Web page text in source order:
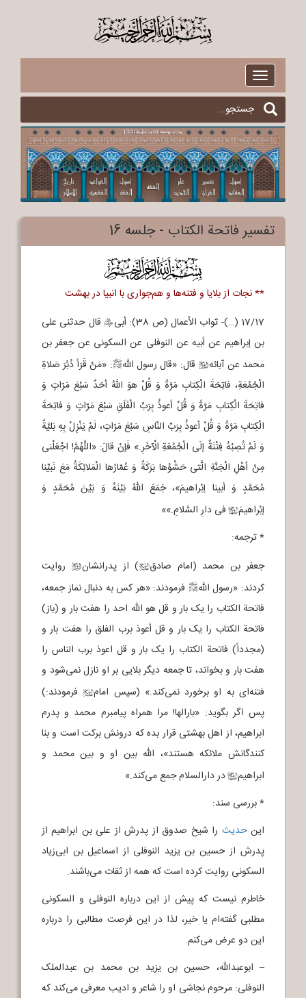
$
Toggle
navigation
تفسیر فاتحة الکتاب - جلسه 16
$
** نجات از بلایا و فتنه‌ها و هم‌جواری با انبیا در بهشت
17/17 (…)- ثواب الأعمال (ص 38): أبی
e قال حدثنی علی
بن إبراهیم عن أبیه عن النوفلی عن السکونی عن جعفر بن
محمد عن آبائهb قال: «قال رسول اللهp: «مَنْ قَرَأ دُبُرَ صَلاةِ
الْجُمُعَةِ، فاتِحَةَ الْکِتابِ مَرَّةً وَ قُلْ هوَ اللهُ أحَدٌ سَبْعَ مَرّاتٍ وَ
فاتِحَةَ الْکِتابِ مَرَّةً وَ قُلْ أعوذُ بِرَبِّ الْفَلَقِ سَبْعَ مَرّاتٍ وَ فاتِحَةَ
الْکِتابِ مَرَّةً وَ قُلْ أعوذُ بِرَبِّ النّاسِ سَبْعَ مَرّاتٍ، لَمْ یَنْزِلْ بِهِ بَلیَّةٌ
وَ لَمْ تُصِبْهُ فِتْنَةٌ إلَی الْجُمُعَةِ الْآخَرِ.» فَإنْ قالَ: «اللَّهُمَّ! اجْعَلْنی
مِنْ أهْلِ الْجَنَّةِ الَّتی حَشْوُها بَرَکَةٌ وَ عُمّارُها الْمَلائِکَةُ مَعَ نَبیِّنا
مُحَمَّدٍ وَ أبینا إبْراهیمَ»، جَمَعَ اللهُ بَیْنَهُ وَ بَیْنَ مُحَمَّدٍ وَ
إبْراهیمَcفی دارِ السَّلامِ.»»
* ترجمه:
جعفر بن محمد (امام صادقj) از پدرانشانb
روایت
کردند: «رسول اللهp فرمودند: «هر کس به دنبال نماز جمعه،
فاتحة الکتاب را یک بار و قل هو الله احد را هفت بار و (باز)
فاتحة الکتاب را یک بار و قل أعوذ برب الفلق را هفت بار و
(مجدداً) فاتحة الکتاب را یک بار و قل اعوذ برب الناس را
هفت بار و بخواند، تا جمعه دیگر بلایی بر او نازل نمی‌شود و
فتنه‌ای به او برخورد نمی‌کند.» (سپس امامjفرمودند:)
پس اگر بگوید: «بارالها! مرا همراه پیامبرم محمد و پدرم
ابراهیم، از اهل بهشتی قرار بده که درونش برکت است و بنا
کنندگانش ملائکه هستند»، الله بین او و بین محمد و
ابراهیمcدر دارالسلام جمع می‌کند.»
* بررسی سند:
اینحدیث را شیخ صدوق از پدرش از علی بن ابراهیم از
پدرش از حسین بن یزید النوفلی از اسماعیل بن ابی‌زیاد
السکونی روایت کرده است که همه از ثقات می‌باشند.
خاطرم نیست که پیش از این درباره النوفلی و السکونی
مطلبی گفته‌ام یا خیر، لذا در این فرصت مطالبی را درباره
این دو عرض می‌کنم.
– ابوعبدالله، حسین بن یزید بن محمد بن عبدالملک
النوفلی: مرحوم نجاشی او را شاعر و ادیب معرفی می‌کند که